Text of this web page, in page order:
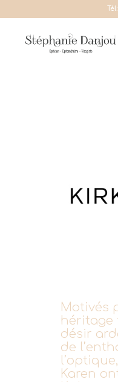
Tél:
Motivés
héritage
désir
de
Karen